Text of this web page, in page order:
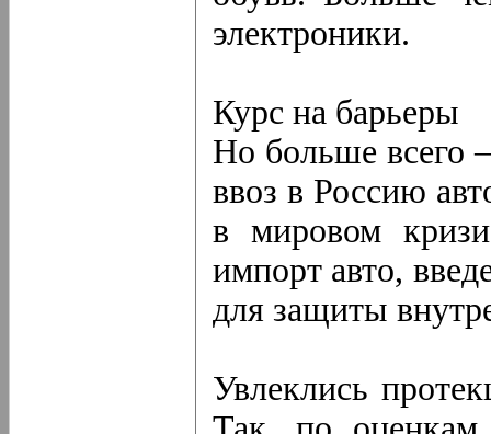
электроники.
Курс на барьеры
Но больше всего
ввоз в Россию
в мировом
импорт авто,
для защиты
Увлеклись